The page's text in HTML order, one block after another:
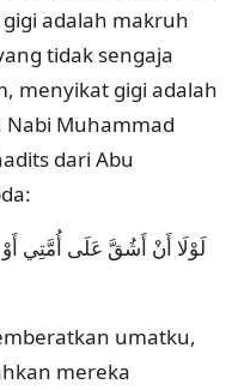
adalah makruh
tidak sengaja
menyikat gigi adalah
Muhammad
dari Abu
لَوْلَا أَنْ أَشُقَّ عَلَى أُمَّتِي
umatku,
mereka